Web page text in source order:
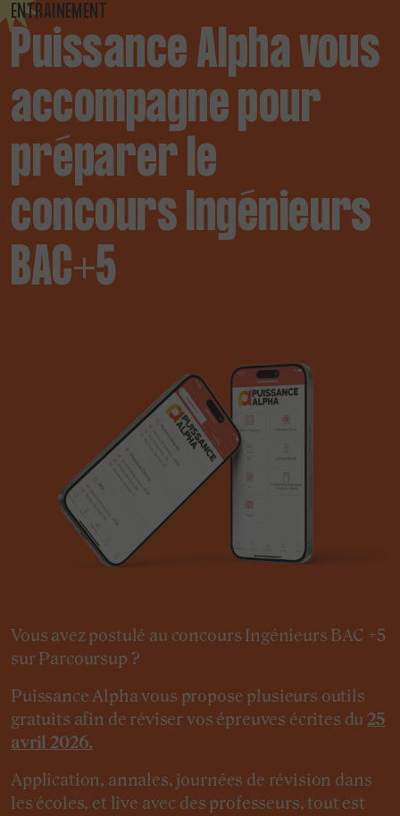
ENTRAINEMENT
Puissance Alpha vous
accompagne pour
préparer le
concours Ingénieurs
BAC+5
Vous avez postulé au concours Ingénieurs BAC +5
sur Parcoursup ?
Puissance Alpha vous propose plusieurs outils
gratuits afin de réviser vos épreuves écrites du25
avril 2026.
Application, annales, journées de révision dans
les écoles, et live avec des professeurs, tout est